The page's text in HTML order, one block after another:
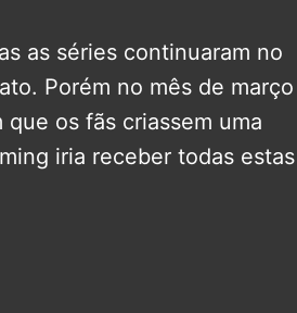
as séries continuaram no
Porém no mês de março
os fãs criassem uma
iria receber todas estas